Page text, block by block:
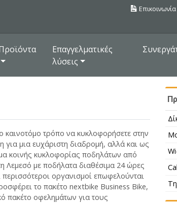
Επικοινωνία
Επαγγελματικές
λύσεις
καινοτόμο τρόπο να κυκλοφορήσετε στην
για μια ευχάριστη διαδρομή, αλλά και ως
κοινής κυκλοφορίας ποδηλάτων από
Λεμεσό με ποδήλατα διαθέσιμα 24 ώρες
οργανισμοί επωφελούνται
το πακέτο nextbike Business Bike,
πακέτο οφελημάτων για τους